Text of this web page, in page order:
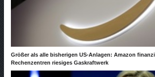
Größer als alle bisherigen US-Anlagen: Amazon
Rechenzentren riesiges Gaskraftwerk